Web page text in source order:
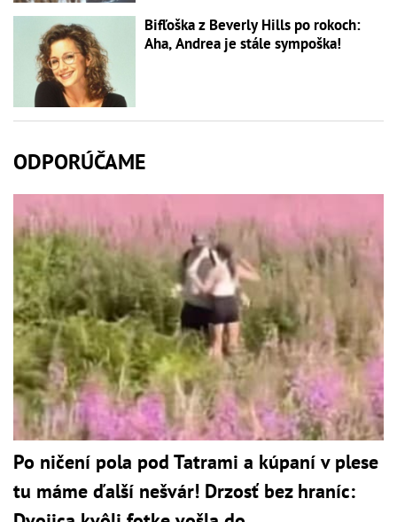
Bifľoška z Beverly Hills po rokoch:
Aha, Andrea je stále sympoška!
ODPORÚČAME
Po ničení pola pod Tatrami a kúpaní v plese
tu máme ďalší nešvár! Drzosť bez hraníc: